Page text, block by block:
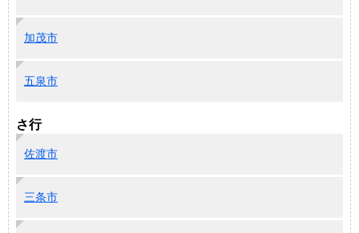
加茂市
五泉市
さ行
佐渡市
三条市